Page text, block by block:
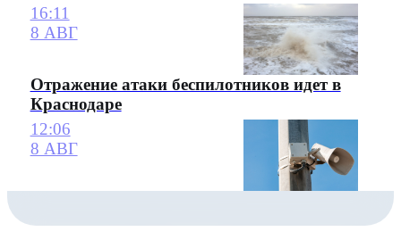
16:11
8 АВГ
Отражение атаки беспилотников идет в
Краснодаре
12:06
8 АВГ